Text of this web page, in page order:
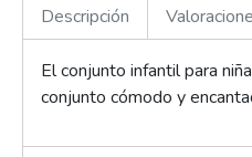
Descripción
El conjunto infantil para
conjunto cómodo y